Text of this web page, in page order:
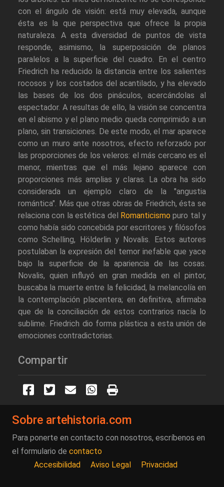
con el ángulo de visión: está muy elevada, aunque
ésta es la que perspectiva que ofrece la propia
naturaleza. A esta diversidad de puntos de vista
responde, asimismo, la superposición de planos
paralelos a la superficie del cuadro. En el centro
Friedrich ha reducido la distancia entre los salientes
rocosos y los costados del acantilado, y ha elevado
las bases de los dos pináculos, acercándolas al
espectador. A resultas de ello, la visión se concentra
en el abismo y el plano medio queda comprimido a un
plano, sin transiciones. De este modo, el mar aparece
como un muro ante nosotros, efecto reforzado por
las proporciones de los veleros: el más cercano es el
menor, mientras que el más lejano aparece con
proporciones más amplias y claras. La obra ha sido
considerada un ejemplo claro de la "angustia
romántica". Más que otras obras de Friedrich, ésta se
relaciona con la estética del Romanticismo puro tal y
como había sido concebida por escritores y filósofos
como Schelling, Hölderlin y Novalis. Estos autores
postulaban la expresión del temor inefable que yace
bajo la superficie de la apariencia de las cosas.
Novalis, quien influyó en gran medida en el pintor,
buscaba la muerte entre la felicidad, la melancolía en
la contemplación placentera; en definitiva, afirmaba
que de la conciliación de estos contrarios nacía lo
sublime. Friedrich dio forma plástica a esta unión de
emociones contradictorias.
Compartir
Sobre artehistoria.com
Para ponerte en contacto con nosotros, escríbenos en
el formulario de contacto
Accesibilidad
Aviso Legal Privacidad